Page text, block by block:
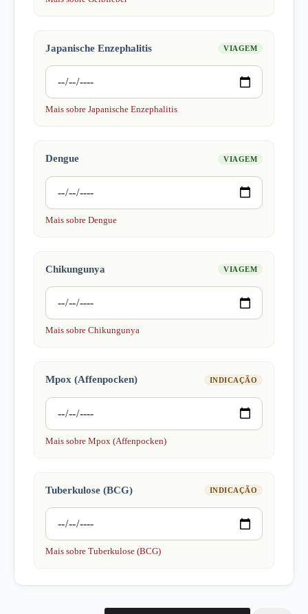
Japanische Enzephalitis VIAGEM
Mais sobre Japanische Enzephalitis
Dengue VIAGEM
Mais sobre Dengue
Chikungunya VIAGEM
Mais sobre Chikungunya
Mpox (Affenpocken) INDICAÇÃO
Mais sobre Mpox (Affenpocken)
Tuberkulose (BCG) INDICAÇÃO
Mais sobre Tuberkulose (BCG)